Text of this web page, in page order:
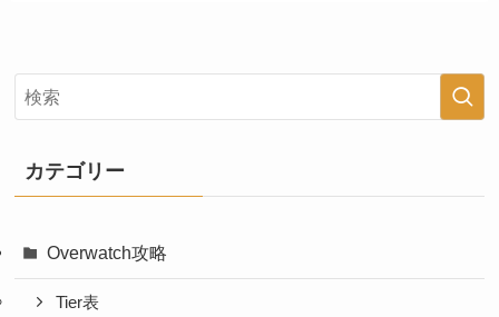
カテゴリー
Overwatch攻略
Tier表